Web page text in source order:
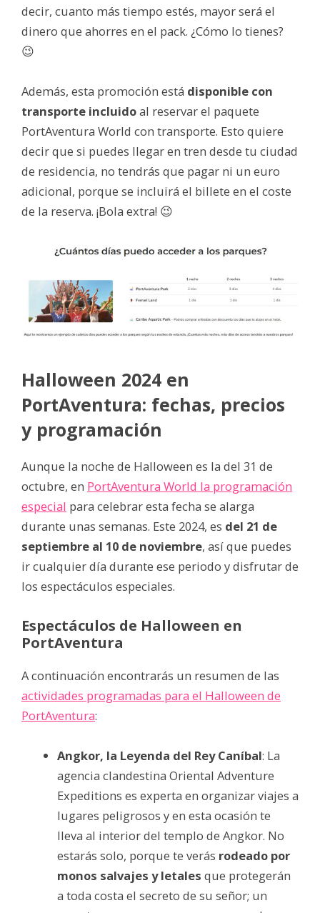
decir, cuanto más tiempo estés, mayor será el
dinero que ahorres en el pack. ¿Cómo lo tienes?
😉
Además, esta promoción está disponible con
transporte incluidoal reservar el paquete
PortAventura World con transporte. Esto quiere
decir que si puedes llegar en tren desde tu ciudad
de residencia, no tendrás que pagar ni un euro
adicional, porque se incluirá el billete en el coste
de la reserva. ¡Bola extra! 😉
Halloween 2024 en
PortAventura: fechas, precios
y programación
Aunque la noche de Halloween es la del 31 de
octubre, en PortAventura World la programación
especial para celebrar esta fecha se alarga
durante unas semanas. Este 2024, es del 21 de
septiembre al 10 de noviembre, así que puedes
ir cualquier día durante ese periodo y disfrutar de
los espectáculos especiales.
Espectáculos de Halloween en
PortAventura
A continuación encontrarás un resumen de las
actividades programadas para el Halloween de
PortAventura:
Angkor, la Leyenda del Rey Caníbal: La
agencia clandestina Oriental Adventure
Expeditions es experta en organizar viajes a
lugares peligrosos y en esta ocasión te
lleva al interior del templo de Angkor. No
estarás solo, porque te verás rodeado por
monos salvajes y letales que protegerán
a toda costa el secreto de su señor; un